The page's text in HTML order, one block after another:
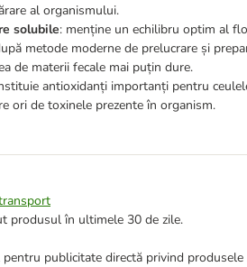
al organismului.
solubile: menține un echilibru optim al
metode moderne de prelucrare și
de materii fecale mai puțin dure.
antioxidanți importanți pentru
ori de toxinele prezente în organism.
produsul în ultimele 30 de zile.
publicitate directă privind